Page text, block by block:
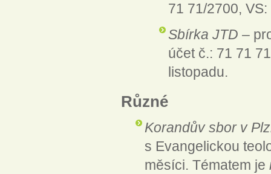
71 71/2700,
Sbírka JTD –
účet č.: 71 71
listopadu.
Různé
Korandův sbor v
s Evangelickou
měsíci. Tématem je